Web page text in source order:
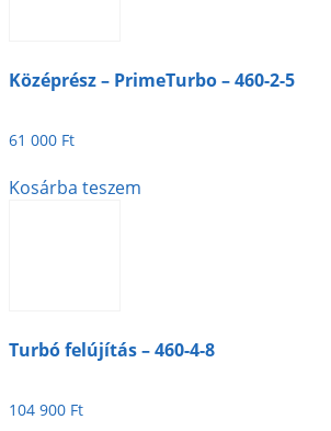
Középrész – PrimeTurbo – 460-2-5
61 000 Ft
Kosárba teszem
Turbó felújítás – 460-4-8
104 900 Ft